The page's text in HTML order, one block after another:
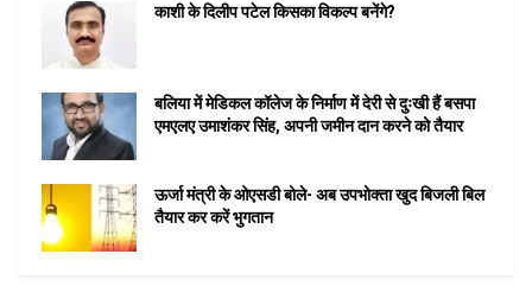
काशी के दिलीप पटेल किसका विकल्प बनेंगे?
बलिया में मेडिकल कॉलेज के निर्माण में देरी से दुःखी हैं बसपा
एमएलए उमाशंकर सिंह, अपनी जमीन दान करने को तैयार
ऊर्जा मंत्री के ओएसडी बोले- अब उपभोक्ता खुद बिजली बिल
तैयार कर करें भुगतान